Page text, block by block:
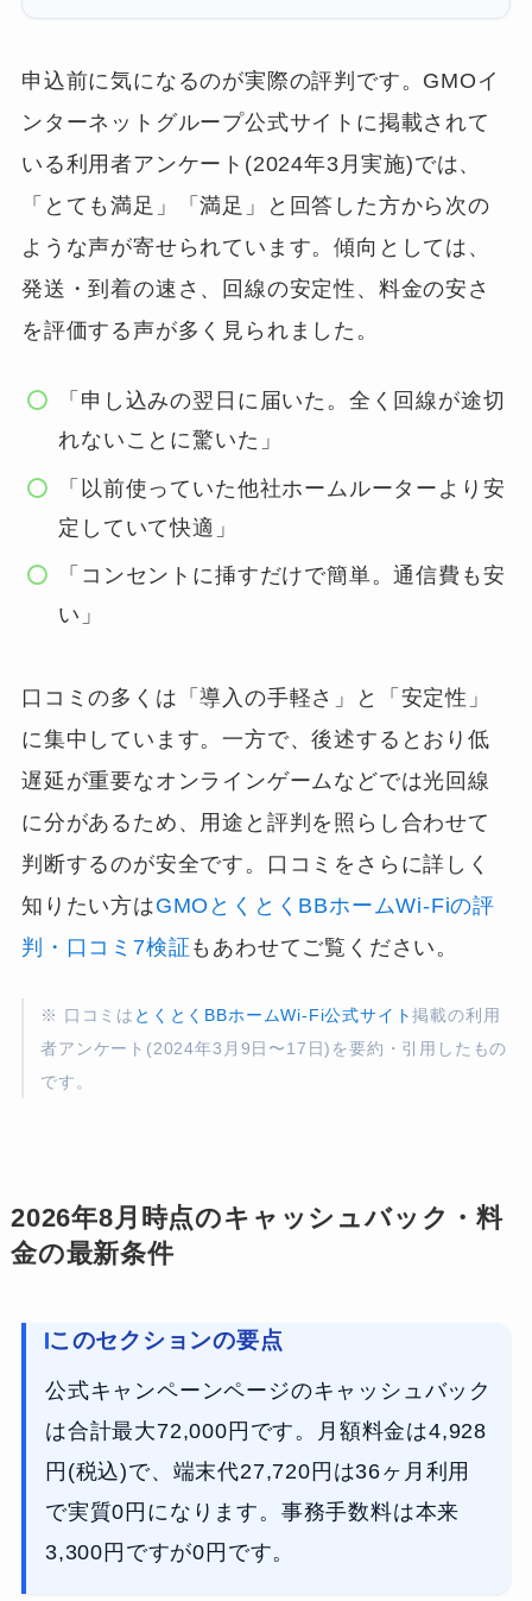
申込前に気になるのが実際の評判です。GMOイ
ンターネットグループ公式サイトに掲載されて
いる利用者アンケート(2024年3月実施)では、
「とても満足」「満足」と回答した方から次の
ような声が寄せられています。傾向としては、
発送・到着の速さ、回線の安定性、料金の安さ
を評価する声が多く見られました。
「申し込みの翌日に届いた。全く回線が途切
れないことに驚いた」
「以前使っていた他社ホームルーターより安
定していて快適」
「コンセントに挿すだけで簡単。通信費も安
い」
口コミの多くは「導入の手軽さ」と「安定性」
に集中しています。一方で、後述するとおり低
遅延が重要なオンラインゲームなどでは光回線
に分があるため、用途と評判を照らし合わせて
判断するのが安全です。口コミをさらに詳しく
知りたい方はGMOとくとくBBホームWi-Fiの評
判・口コミ7検証 もあわせてご覧ください。
※ 口コミは とくとくBBホームWi-Fi公式サイト掲載の利用
者アンケート(2024年3月9日〜17日)を要約・引用したもの
です。
2026年8月時点のキャッシュバック・料
金の最新条件
このセクションの要点
公式キャンペーンページのキャッシュバック
は合計最大72,000円です。月額料金は4,928
円(税込)で、端末代27,720円は36ヶ月利用
で実質0円になります。事務手数料は本来
3,300円ですが0円です。